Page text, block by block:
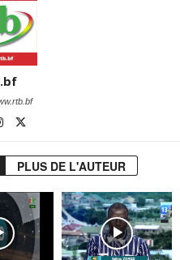
PLUS DE L'AUTEUR